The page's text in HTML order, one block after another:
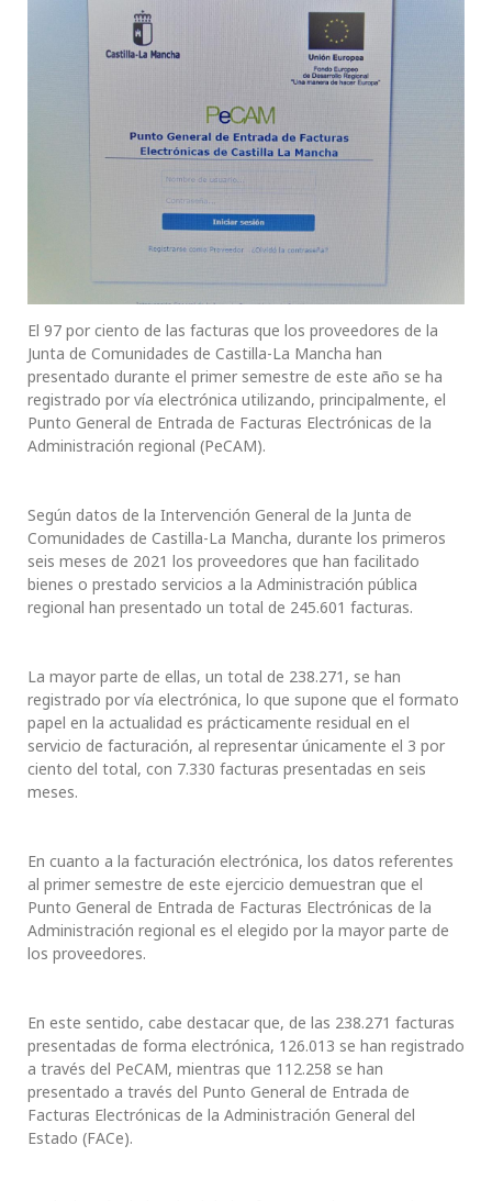
El 97 por ciento de las facturas que los proveedores de la
Junta de Comunidades de Castilla-La Mancha han
presentado durante el primer semestre de este año se ha
registrado por vía electrónica utilizando, principalmente, el
Punto General de Entrada de Facturas Electrónicas de la
Administración regional (PeCAM).
Según datos de la Intervención General de la Junta de
Comunidades de Castilla-La Mancha, durante los primeros
seis meses de 2021 los proveedores que han facilitado
bienes o prestado servicios a la Administración pública
regional han presentado un total de 245.601 facturas.
La mayor parte de ellas, un total de 238.271, se han
registrado por vía electrónica, lo que supone que el formato
papel en la actualidad es prácticamente residual en el
servicio de facturación, al representar únicamente el 3 por
ciento del total, con 7.330 facturas presentadas en seis
meses.
En cuanto a la facturación electrónica, los datos referentes
al primer semestre de este ejercicio demuestran que el
Punto General de Entrada de Facturas Electrónicas de la
Administración regional es el elegido por la mayor parte de
los proveedores.
En este sentido, cabe destacar que, de las 238.271 facturas
presentadas de forma electrónica, 126.013 se han registrado
a través del PeCAM, mientras que 112.258 se han
presentado a través del Punto General de Entrada de
Facturas Electrónicas de la Administración General del
Estado (FACe).